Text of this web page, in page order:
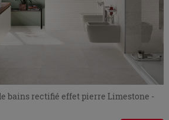
bains rectifié effet pierre Limestone -